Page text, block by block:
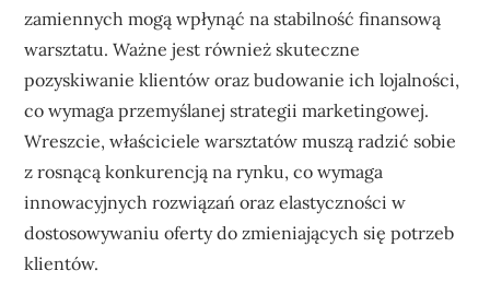
zamiennych mogą wpłynąć na stabilność finansową
warsztatu. Ważne jest również skuteczne
pozyskiwanie klientów oraz budowanie ich lojalności,
co wymaga przemyślanej strategii marketingowej.
Wreszcie, właściciele warsztatów muszą radzić sobie
z rosnącą konkurencją na rynku, co wymaga
innowacyjnych rozwiązań oraz elastyczności w
dostosowywaniu oferty do zmieniających się potrzeb
klientów.